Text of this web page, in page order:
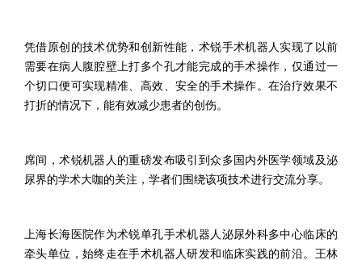
凭借原创的技术优势和创新性能，术锐手术机器人实现了以前
需要在病人腹腔壁上打多个孔才能完成的手术操作，仅通过一
个切口便可实现精准、高效、安全的手术操作。在治疗效果不
打折的情况下 ， 能有效减少患者的创伤。
席间 ，术锐机器人的重磅发布吸引到众多国内外医学领域及泌
尿界的学术大咖的关注 ， 学者们围绕该项技术进行交流分享。
上海长海医院作为术锐单孔手术机器人泌尿外科多中心临床的
牵头单位，始终走在手术机器人研发和临床实践的前沿。 王林